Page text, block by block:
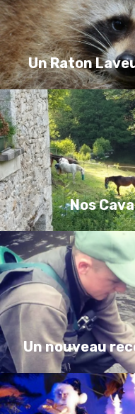
Un Raton
Nos
Un nouveau